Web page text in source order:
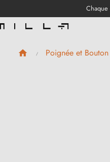
Poignée et